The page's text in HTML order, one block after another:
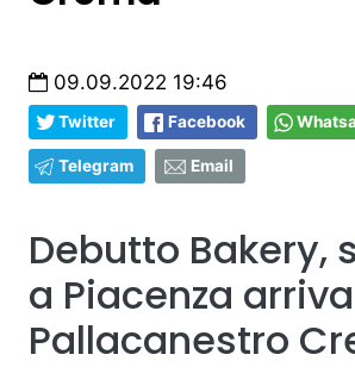
09.09.2022 19:46
Twitter Facebook
Telegram Email
Debutto Bakery,
a Piacenza
Pallacanestro